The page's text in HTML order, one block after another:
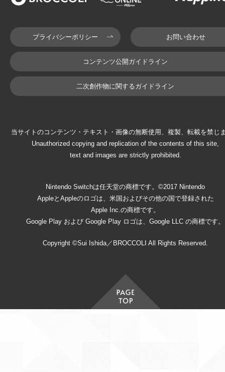
プライバシーポリシー お問い合わせ
コンテンツ公開ガイドライン
二次創作物に関するガイドライン
当サイトのコンテンツ・テキスト・画像の無断使用、複製、転載を禁じ
Unauthorized copying and replication of the contents of this site,
text and images are strictly prohibited.
Nintendo Switchは任天堂の商標です。©2017 Nintendo
AppleとAppleのロゴは、米国およびその他の国で登録された
Apple Inc.の商標です。
Google Play および Google Play ロゴは、Google LLC の商標です。
Copyright ©Sui Ishida／BROCCOLI All Rights Reserved.